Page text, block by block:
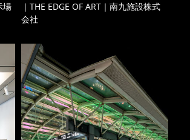
場
｜THE EDGE OF ART｜南九施設株式
会社